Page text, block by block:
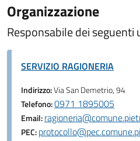
Organizzazione
Responsabile dei seguenti
SERVIZIO RAGIONERIA
Indirizzo:Via San Demetrio, 94
Telefono:0971 1895005
Email:
PEC: